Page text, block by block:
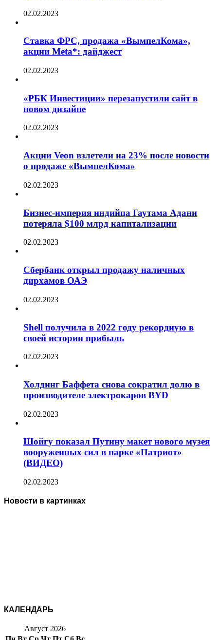
02.02.2023
Ставка ФРС, продажа «ВымпелКома»,
акции Meta*: дайджест
02.02.2023
«РБК Инвестиции» перезапустили сайт в
новом дизайне
02.02.2023
Акции Veon взлетели на 23% после новости
о продаже «ВымпелКома»
02.02.2023
Бизнес-империя индийца Гаутама Адани
потеряла $100 млрд капитализации
02.02.2023
Сбербанк открыл продажу наличных
дирхамов ОАЭ
02.02.2023
Shell получила в 2022 году рекордную в
своей истории прибыль
02.02.2023
Холдинг Баффета снова сократил долю в
производителе электрокаров BYD
02.02.2023
Шойгу показал Путину макет нового музея
вооруженных сил в парке «Патриот»
(ВИДЕО)
02.02.2023
Новости в картинках
КАЛЕНДАРЬ
Август 2026